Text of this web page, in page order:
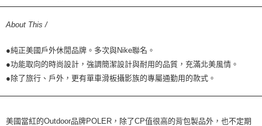
About This /
●純正美國戶外休閒品牌。多次與Nike聯名。
●功能取向的時尚設計，強調簡潔設計與耐用的品質，充滿北美風情。
●除了旅行、戶外，更有單車滑板攝影族的專屬通勤用的款式。
美國當紅的Outdoor品牌POLER ，除了CP值很高的背包製品外 ， 也不定期